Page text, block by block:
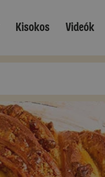
Kisokos Videók